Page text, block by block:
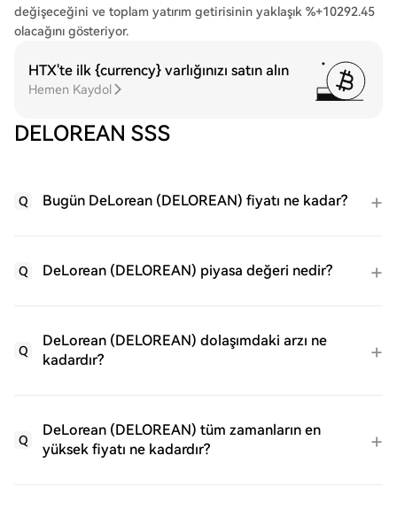
değişeceğini ve toplam yatırım getirisinin yaklaşık %+10292.45
olacağını gösteriyor.
HTX'te ilk {currency} varlığınızı satın alın
Hemen Kaydol
DELOREAN SSS
Q Bugün DeLorean (DELOREAN) fiyatı ne kadar?
Q DeLorean (DELOREAN) piyasa değeri nedir?
Q
DeLorean (DELOREAN) dolaşımdaki arzı ne
kadardır?
Q
DeLorean (DELOREAN) tüm zamanların en
yüksek fiyatı ne kadardır?